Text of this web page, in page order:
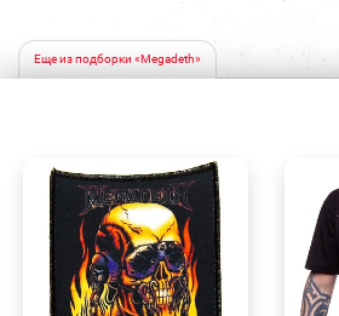
Еще из подборки «Megadeth»